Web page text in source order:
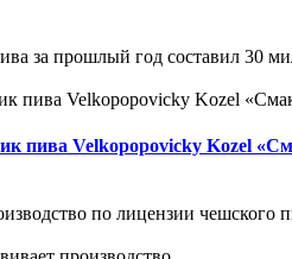
за прошлый год составил 30
пива Velkopopovicky Kozel
по лицензии чешского